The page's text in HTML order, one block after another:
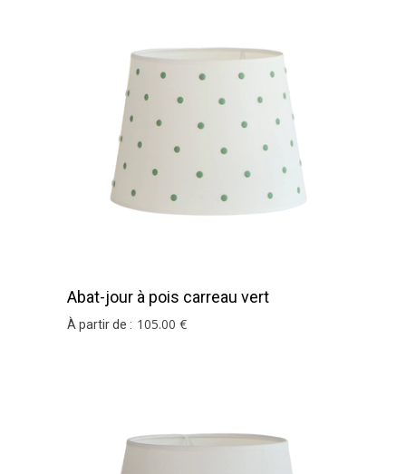
Abat-jour à pois carreau vert
À partir de : 105.00 €